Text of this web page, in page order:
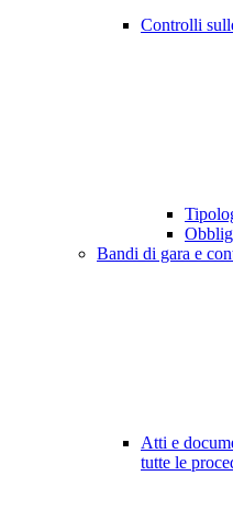
Controlli
Bandi di gara e
Atti e
tutte le